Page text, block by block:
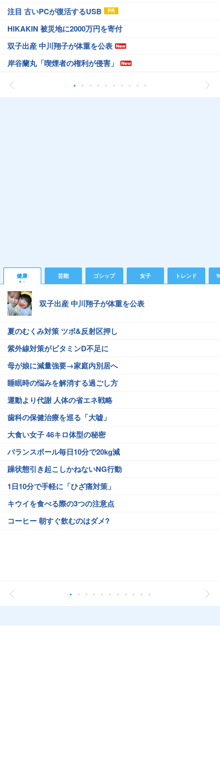
注目 古いPCが復活するUSB
HIKAKIN 被災地に2000万円を寄付
双子出産 中川翔子が体重を公表
岸谷蘭丸「喫煙者の権利が侵害」
健康 芸能 ゴシップ 女子 トレンド
双子出産 中川翔子が体重を公表
夏のむくみ対策 ツボ&反射区押し
紫外線対策がビタミンD不足に
母が娘に減量強要→家庭内別居へ
睡眠時の悩みを解消する過ごし方
運動より代謝 人体の省エネ戦略
歯科の保健治療を巡る「大嘘」
大食い女子 46キロ体型の秘密
バランスボール毎日10分で20kg減
躁状態引き起こしかねないNG行動
1日10分で手軽に「ひざ痛対策」
キウイを食べる際の3つの注意点
コーヒー 朝すぐ飲むのはダメ?